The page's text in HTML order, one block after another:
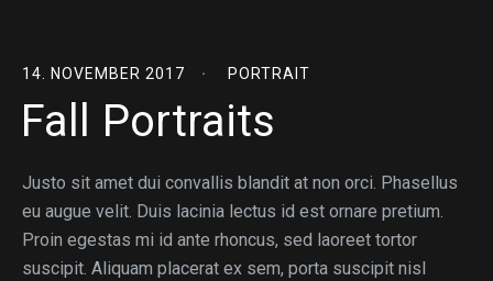
14. NOVEMBER 2017 PORTRAIT
Fall Portraits
Justo sit amet dui convallis blandit at non orci. Phasellus
eu augue velit. Duis lacinia lectus id est ornare pretium.
Proin egestas mi id ante rhoncus, sed laoreet tortor
suscipit. Aliquam placerat ex sem, porta suscipit nisl